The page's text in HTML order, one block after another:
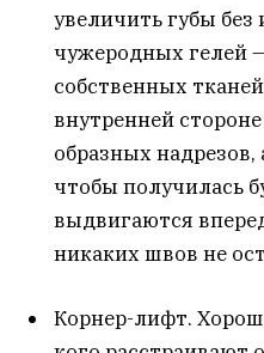
увеличить губы
чужеродных гелей
собственных
внутренней
образных надрезов,
чтобы получилась
выдвигаются
никаких швов не
Корнер-лифт.